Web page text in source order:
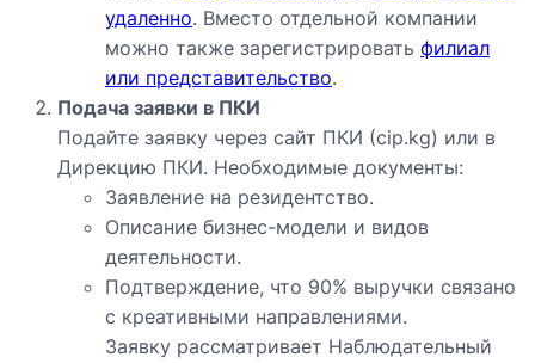
удаленно. Вместо отдельной компании
можно также зарегистрировать филиал
или представительство.
Подача заявки в ПКИ
Подайте заявку через сайт ПКИ (cip.kg) или в
Дирекцию ПКИ. Необходимые документы:
Заявление на резидентство.
Описание бизнес-модели и видов
деятельности.
Подтверждение, что 90% выручки связано
с креативными направлениями.
Заявку рассматривает Наблюдательный